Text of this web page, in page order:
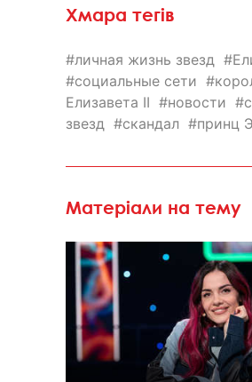
Хмара тегів
личная жизнь звезд
социальные сети
Елизавета II
новости
звезд
скандал принц
Матеріали на тему